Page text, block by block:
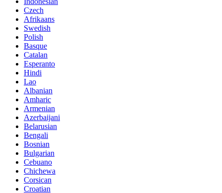
Czech
Afrikaans
Swedish
Polish
Basque
Catalan
Esperanto
Hindi
Lao
Albanian
Amharic
Armenian
Azerbaijani
Belarusian
Bengali
Bosnian
Bulgarian
Cebuano
Chichewa
Corsican
Croatian